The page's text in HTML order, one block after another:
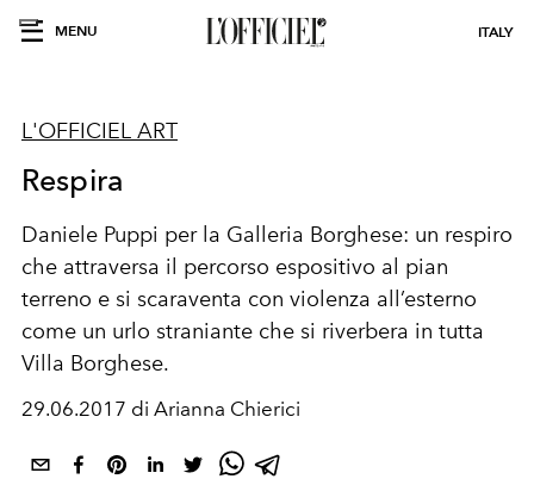
MENU ITALY
L'OFFICIEL ART
Respira
Daniele Puppi per la Galleria Borghese: un respiro
che attraversa il percorso espositivo al pian
terreno e si scaraventa con violenza all’esterno
come un urlo straniante che si riverbera in tutta
Villa Borghese.
29.06.2017 di Arianna Chierici